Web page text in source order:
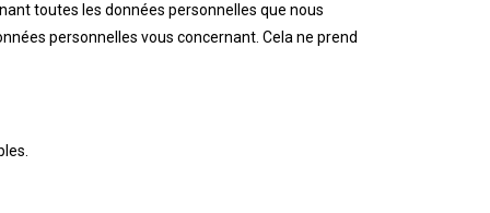
toutes les données personnelles que nous
personnelles vous concernant. Cela ne prend